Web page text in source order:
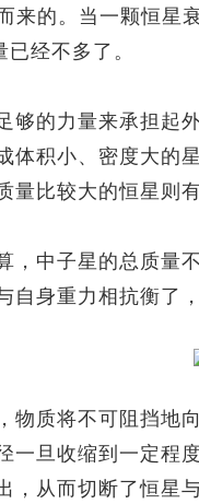
来的。当一颗恒星
经不多了。
的力量来承担起外
体积小、密度大的
量比较大的恒星则
中子星的总质量不
自身重力相抗衡了
质将不可阻挡地向
一旦收缩到一定程
，从而切断了恒星